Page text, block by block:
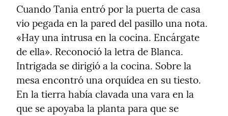
Cuando Tania entró por la puerta de casa
vio pegada en la pared del pasillo una nota.
«Hay una intrusa en la cocina. Encárgate
de ella». Reconoció la letra de Blanca.
Intrigada se dirigió a la cocina. Sobre la
mesa encontró una orquídea en su tiesto.
En la tierra había clavada una vara en la
que se apoyaba la planta para que se